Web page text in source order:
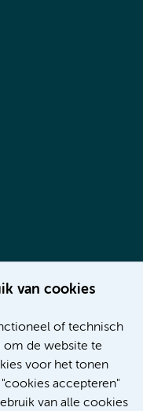
van cookies
of technisch
om de website te
voor het tonen
accepteren"
van alle cookies